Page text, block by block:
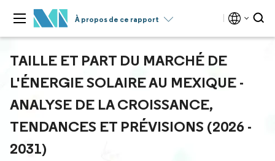
À propos de ce rapport
TAILLE ET PART DU MARCHÉ DE
L'ÉNERGIE SOLAIRE AU MEXIQUE -
ANALYSE DE LA CROISSANCE,
TENDANCES ET PRÉVISIONS (2026 -
2031)